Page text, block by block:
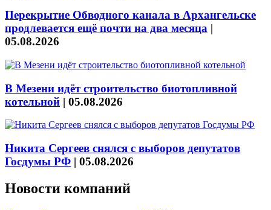
Перекрытие Обводного канала в Архангельске
продлевается ещё почти на два месяца |
05.08.2026
В Мезени идёт строительство биотопливной
котельной | 05.08.2026
Никита Сергеев снялся с выборов депутатов
Госдумы РФ | 05.08.2026
Новости компаний